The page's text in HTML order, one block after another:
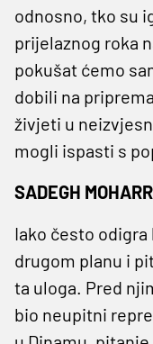
odnosno, tko su
prijelaznog roka
pokušat ćemo
dobili na
živjeti u
mogli ispasti s
SADEGH
Iako često
drugom planu i
ta uloga. Pred
bio neupitni